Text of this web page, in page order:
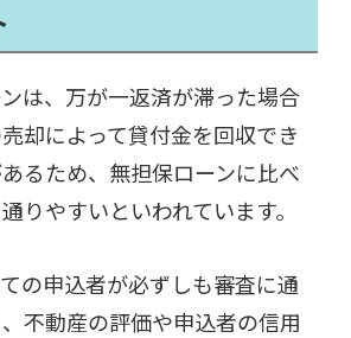
は、万が一返済が滞った場合
却によって貸付金を回収でき
るため、無担保ローンに比べ
りやすいといわれています。
の申込者が必ずしも審査に通
不動産の評価や申込者の信用